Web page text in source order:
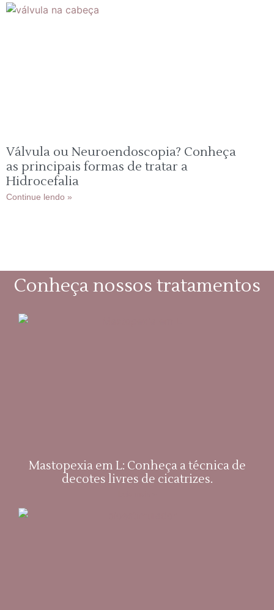
Válvula ou Neuroendoscopia? Conheça
as principais formas de tratar a
Hidrocefalia
Continue lendo »
Conheça nossos tratamentos
Mastopexia em L: Conheça a técnica de
decotes livres de cicatrizes.